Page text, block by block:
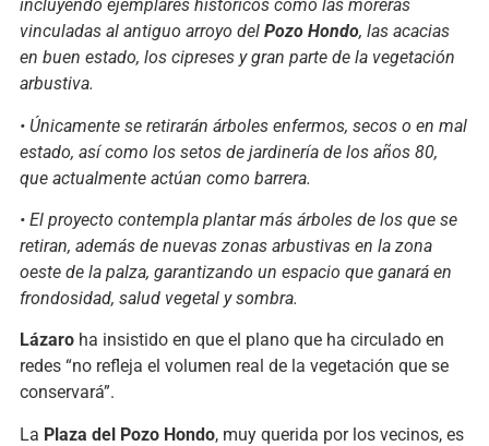
incluyendo ejemplares históricos como las moreras
vinculadas al antiguo arroyo del Pozo Hondo, las acacias
en buen estado, los cipreses y gran parte de la vegetación
arbustiva.
• Únicamente se retirarán árboles enfermos, secos o en mal
estado, así como los setos de jardinería de los años 80,
que actualmente actúan como barrera.
• El proyecto contempla plantar más árboles de los que se
retiran, además de nuevas zonas arbustivas en la zona
oeste de la palza, garantizando un espacio que ganará en
frondosidad, salud vegetal y sombra.
Lázaroha insistido en que el plano que ha circulado en
redes “no refleja el volumen real de la vegetación que se
conservará”.
La Plaza del Pozo Hondo, muy querida por los vecinos, es